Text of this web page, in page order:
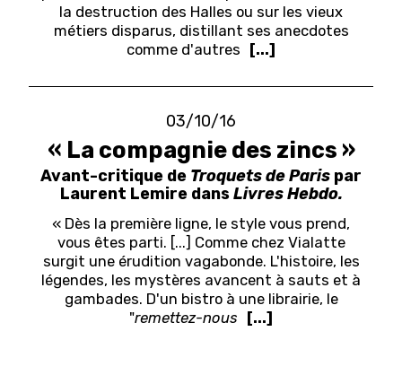
la destruction des Halles ou sur les vieux
métiers disparus, distillant ses anecdotes
comme d'autres [...]
03/10/16
« La compagnie des zincs »
Avant-critique de Troquets de Paris par
Laurent Lemire dans Livres Hebdo.
« Dès la première ligne, le style vous prend,
vous êtes parti. [...] Comme chez Vialatte
surgit une érudition vagabonde. L'histoire, les
légendes, les mystères avancent à sauts et à
gambades. D'un bistro à une librairie, le
"remettez-nous [...]